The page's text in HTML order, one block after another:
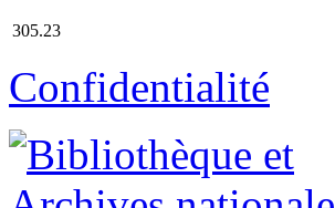
305.23
Confidentialité